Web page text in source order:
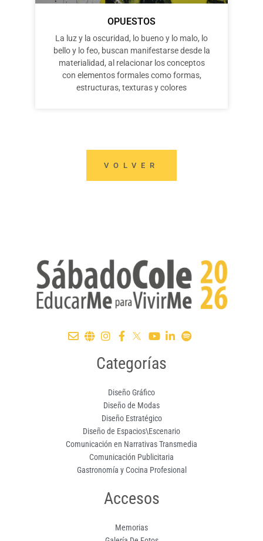
OPUESTOS
La luz y la oscuridad, lo bueno y lo malo, lo
bello y lo feo, buscan manifestarse desde la
materialidad, al relacionar los conceptos
con elementos formales como formas,
estructuras, texturas y colores
VOLVER
Categorías
Diseño Gráfico
Diseño de Modas
Diseño Estratégico
Diseño de Espacios\Escenario
Comunicación en Narrativas Transmedia
Comunicación Publicitaria
Gastronomía y Cocina Profesional
Accesos
Memorias